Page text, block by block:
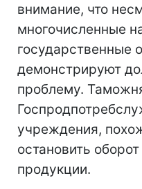
внимание, что
многочисленные
государственные
демонстрируют
проблему.
учреждения,
остановить
продукции.